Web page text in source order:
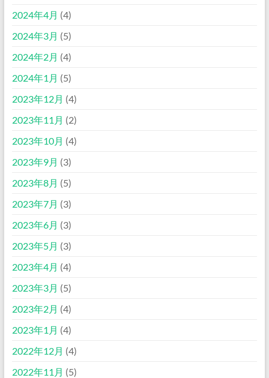
2024年4月 (4)
2024年3月 (5)
2024年2月 (4)
2024年1月 (5)
2023年12月 (4)
2023年11月 (2)
2023年10月 (4)
2023年9月 (3)
2023年8月 (5)
2023年7月 (3)
2023年6月 (3)
2023年5月 (3)
2023年4月 (4)
2023年3月 (5)
2023年2月 (4)
2023年1月 (4)
2022年12月 (4)
2022年11月 (5)